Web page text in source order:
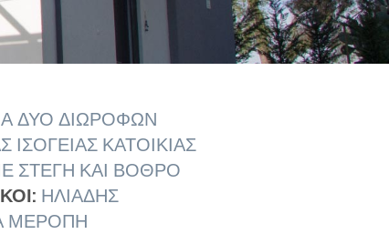
ΔΥΟ ΔΙΩΡΟΦΩΝ
ΙΣΟΓΕΙΑΣ ΚΑΤΟΙΚΙΑΣ
ΣΤΕΓΗ ΚΑΙ ΒΟΘΡΟ
ΗΛΙΑΔΗΣ
ΜΕΡΟΠΗ